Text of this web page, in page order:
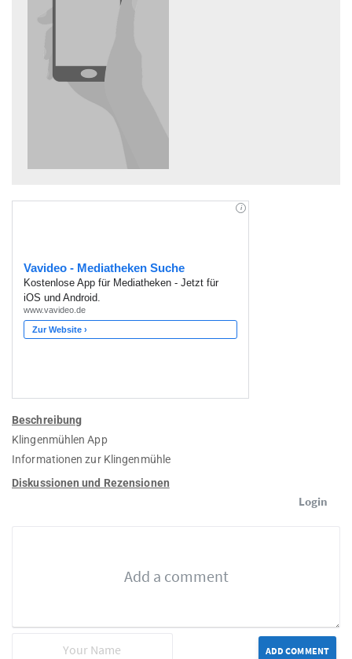
Beschreibung
Klingenmühlen App
Informationen zur Klingenmühle
Diskussionen und Rezensionen
Login
ADD COMMENT